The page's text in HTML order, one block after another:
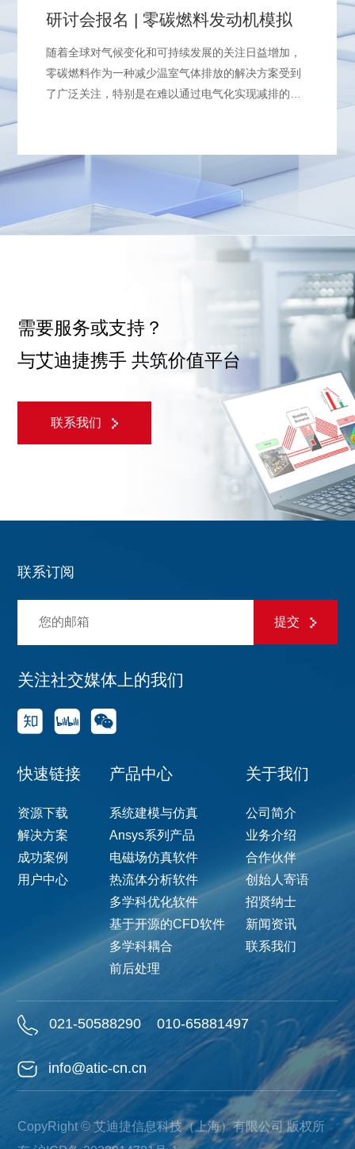
研讨会报名 | 零碳燃料发动机模拟
随着全球对气候变化和可持续发展的关注日益增加，
零碳燃料作为一种减少温室气体排放的解决方案受到
了广泛关注，特别是在难以通过电气化实现减排的领
降低排放至关重要。
需要服务或支持？
与艾迪捷携手 共筑价值平台
联系我们
联系订阅
提交
关注社交媒体上的我们
快速链接
资源下载
解决方案
成功案例
用户中心
产品中心
系统建模与仿真
Ansys系列产品
电磁场仿真软件
热流体分析软件
多学科优化软件
基于开源的CFD软件
多学科耦合
前后处理
关于我们
公司简介
业务介绍
合作伙伴
创始人寄语
招贤纳士
新闻资讯
联系我们
021-50588290 010-65881497
info@atic-cn.cn
CopyRight © 艾迪捷信息科技（上海）有限公司 版权所